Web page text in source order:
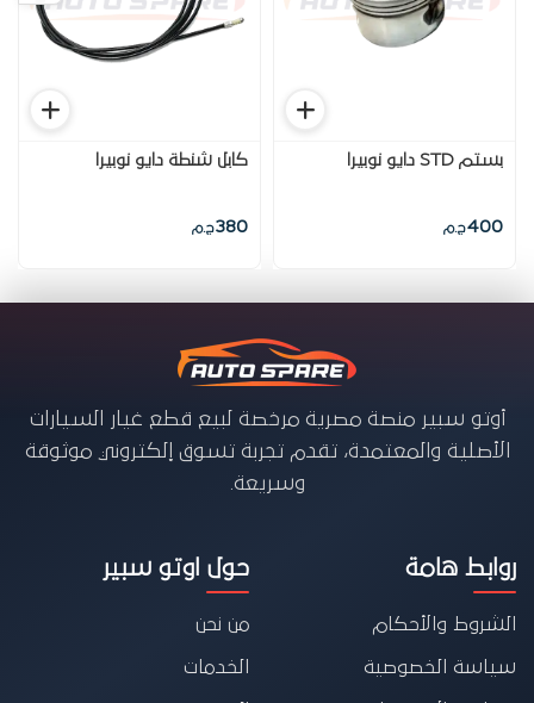
بستم STD دايو نوبيرا
400ج.م
كابل شنطة دايو نوبيرا
380ج.م
أوتو سبير منصة مصرية مرخصة لبيع قطع غيار السيارات
الأصلية والمعتمدة، تقدم تجربة تسوق إلكتروني موثوقة
وسريعة.
روابط هامة
الشروط والأحكام
سياسة الخصوصية
حول اوتو سبير
من نحن
الخدمات